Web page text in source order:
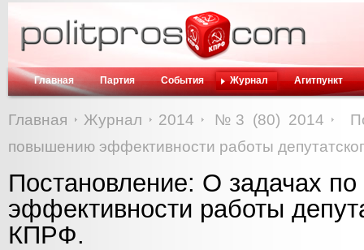
Главная Партия События Журнал Агитпункт
Главная Журнал 2014 №3 (80) 2014
повышению эффективности работы
Постановление: О задачах
эффективности работы
КПРФ.